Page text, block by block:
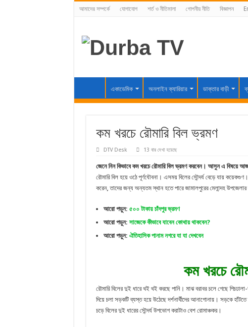
আমাদের সম্পর্কে যোগাযোগ শর্ত ও নীতিমালা গোপনীয় নীতি বিজ্ঞাপন
একাডেমিক অনলাইন ক্যারিয়ার ডাক্তার বাড়ী
কম খরচে রৌমারি বিল ভ্রমণ
DTV Desk 13 বার দেখা হয়েছে
জেনে নিন কিভাবে কম খরচে রৌমারি বিল ভ্রমণ করবেন। আসুন এ বিষয়ে
রৌমারি বিল হয়ে ওঠে পূর্ণযৌবনা। এসময় বিলের সৌন্দর্য বেড়ে যায়
করেন, তাদের জন্য অন্যতম স্থান হতে পারে জামালপুরের মেলান্দহ উপজেলার
আরো পড়ুন: ৫০০ টাকায় চাঁদপুর ভ্রমণ
আরো পড়ুন: সাজেকে কীভাবে যাবেন কোথায় থাকবেন?
আরো পড়ুন: ঐতিহাসিক পানাম নগরে যা যা দেখবেন
কম খরচে
রৌমারি বিলের দুই ধারে থই থই করছে পানি। মাঝ বরাবর চলে গেছে
দিয়ে চলা সড়কটি ব্যস্ত হয়ে উঠেছে দর্শনার্থীদের আনাগোনায়। সড়কে
চড়ে বিলের দুই ধারের সৌন্দর্য উপভোগ করাটাও বেশ রোমাঞ্চকর।